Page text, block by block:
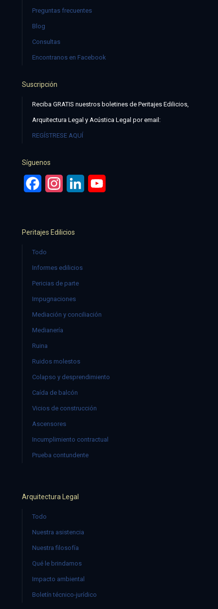
Preguntas frecuentes
Blog
Consultas
Encontranos en Facebook
Suscripción
Reciba GRATIS nuestros boletines de Peritajes Edilicios,
Arquitectura Legal y Acústica Legal por email:
REGÍSTRESE AQUÍ
Síguenos
FacebookInstagramLinkedIn
Peritajes Edilicios
Todo
Informes edilicios
Pericias de parte
Impugnaciones
Mediación y conciliación
Medianería
Ruina
Ruidos molestos
Colapso y desprendimiento
Caída de balcón
Vicios de construcción
Ascensores
Incumplimiento contractual
Prueba contundente
Arquitectura Legal
Todo
Nuestra asistencia
Nuestra filosofía
Qué le brindamos
Impacto ambiental
Boletín técnico-jurídico